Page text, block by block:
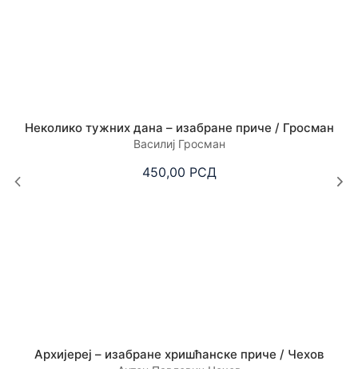
Неколико тужних дана – изабране приче / Гросман
Василиј Гросман
450,00 РСД
Архијереј – изабране хришћанске приче / Чехов